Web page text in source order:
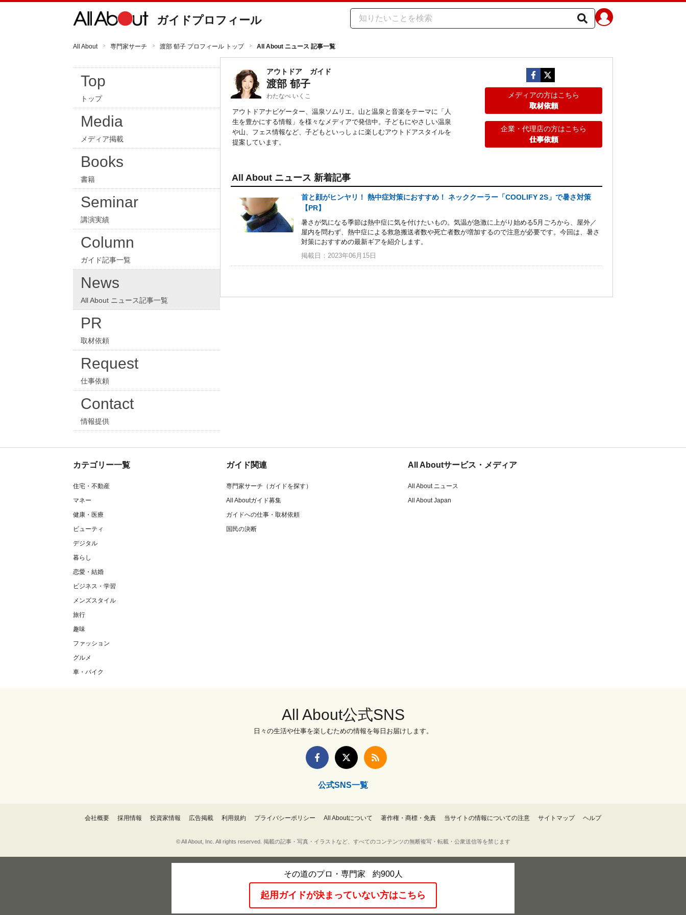
ガイドプロフィール
All About 専門家サーチ 渡部 郁子 プロフィール トップ All About ニュース 記事一覧
Top
トップ
Media
メディア掲載
Books
書籍
Seminar
講演実績
Column
ガイド記事一覧
News
All About ニュース記事一覧
PR
取材依頼
Request
仕事依頼
Contact
情報提供
アウトドア ガイド
渡部 郁子
わたなべ いくこ
アウトドアナビゲーター、温泉ソムリエ。山と温泉と音楽をテーマに「人
生を豊かにする情報」を様々なメディアで発信中。子どもにやさしい温泉
や山、フェス情報など、子どもといっしょに楽しむアウトドアスタイルを
提案しています。
メディアの方はこちら
取材依頼
企業・代理店の方はこちら
仕事依頼
All About ニュース 新着記事
首と顔がヒンヤリ！ 熱中症対策におすすめ！ ネッククーラー「COOLIFY 2S」で暑さ対策
【PR】
暑さが気になる季節は熱中症に気を付けたいもの。気温が急激に上がり始める5月ごろから、屋外／
屋内を問わず、熱中症による救急搬送者数や死亡者数が増加するので注意が必要です。今回は、暑さ
対策におすすめの最新ギアを紹介します。
掲載日：2023年06月15日
カテゴリー一覧
住宅・不動産
マネー
健康・医療
ビューティ
デジタル
暮らし
恋愛・結婚
ビジネス・学習
メンズスタイル
旅行
趣味
ファッション
グルメ
車・バイク
ガイド関連
専門家サーチ（ガイドを探す）
All Aboutガイド募集
ガイドへの仕事・取材依頼
国民の決断
All Aboutサービス・メディア
All About ニュース
All About Japan
All About公式SNS
日々の生活や仕事を楽しむための情報を毎日お届けします。
公式SNS一覧
会社概要 採用情報 投資家情報 広告掲載 利用規約 プライバシーポリシー All Aboutについて 著作権・商標・免責 当サイトの情報についての注意 サイトマップ ヘルプ
© All About, Inc. All rights reserved. 掲載の記事・写真・イラストなど、すべてのコンテンツの無断複写・転載・公衆送信等を禁じます
その道のプロ・専門家 約900人
起用ガイドが決まっていない方はこちら